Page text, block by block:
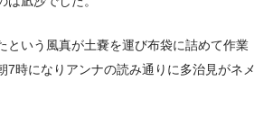
という風真が土嚢を運び布袋に詰めて作業
7時になりアンナの読み通りに多治見がネメ